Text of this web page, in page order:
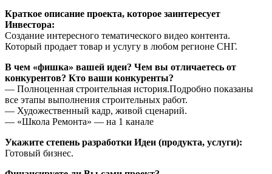
Краткое описание проекта, которое заинтересует
Инвестора:
Создание интересного тематического видео контента.
Который продает товар и услугу в любом регионе СНГ.
В чем «фишка» вашей идеи? Чем вы отличаетесь от
конкурентов? Кто ваши конкуренты?
— Полноценная строительная история.Подробно показаны
все этапы выполнения строительных работ.
— Художественный кадр, живой сценарий.
— «Школа Ремонта» — на 1 канале
Укажите степень разработки Идеи (продукта, услуги):
Готовый бизнес.